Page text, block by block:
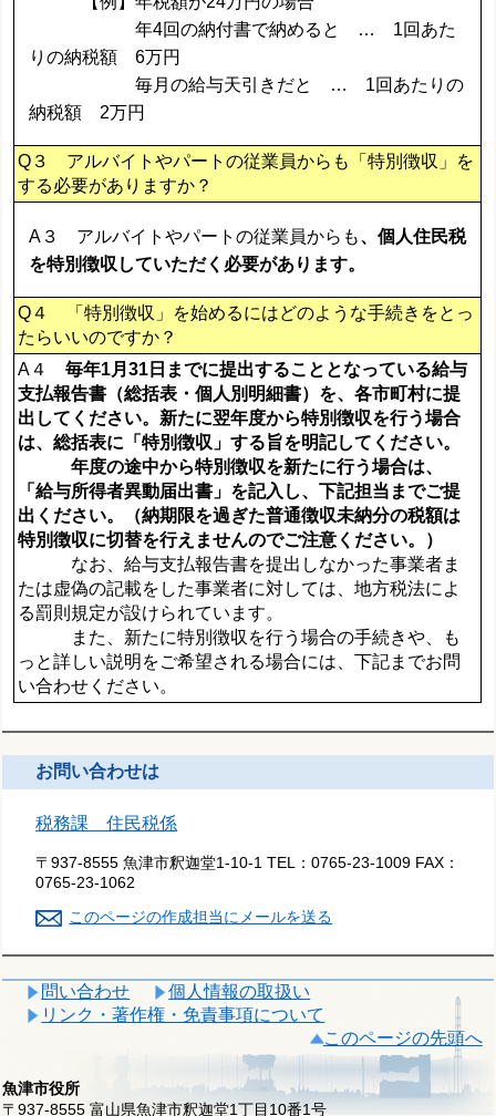
年4回の納付書で納めると … 1回あた
りの納税額 6万円
毎月の給与天引きだと … 1回あたりの
納税額 2万円
Q３ アルバイトやパートの従業員からも「特別徴収」を
する必要がありますか？
A３ アルバイトやパートの従業員からも、個人住民税
を特別徴収していただく必要があります。
Q４ 「特別徴収」を始めるにはどのような手続きをとっ
たらいいのですか？
A４毎年1月31日までに提出することとなっている給与
支払報告書（総括表・個人別明細書）を、各市町村に提
出してください。新たに翌年度から特別徴収を行う場合
は、総括表に「特別徴収」する旨を明記してください。
年度の途中から特別徴収を新たに行う場合は、
「給与所得者異動届出書」を記入し、下記担当までご提
出ください。（納期限を過ぎた普通徴収未納分の税額は
特別徴収に切替を行えませんのでご注意ください。）
なお、給与支払報告書を提出しなかった事業者ま
たは虚偽の記載をした事業者に対しては、地方税法によ
る罰則規定が設けられています。
また、新たに特別徴収を行う場合の手続きや、も
っと詳しい説明をご希望される場合には、下記までお問
い合わせください。
お問い合わせは
税務課 住民税係
〒937-8555 魚津市釈迦堂1-10-1 TEL：0765-23-1009 FAX：
0765-23-1062
このページの作成担当にメールを送る
問い合わせ
個人情報の取扱い
リンク・著作権・免責事項について
このページの先頭へ
魚津市役所
〒937-8555 富山県魚津市釈迦堂1丁目10番1号